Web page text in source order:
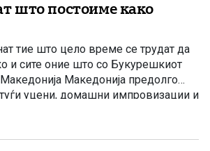
што постоиме како
тие што цело време се трудат да
и сите оние што со Букурешкиот
Македонија предолго
уцени, домашни импровизации и
Предолго државата беше
без идентитет и без право